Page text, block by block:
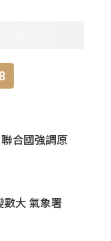
合國強調原
數大 氣象署